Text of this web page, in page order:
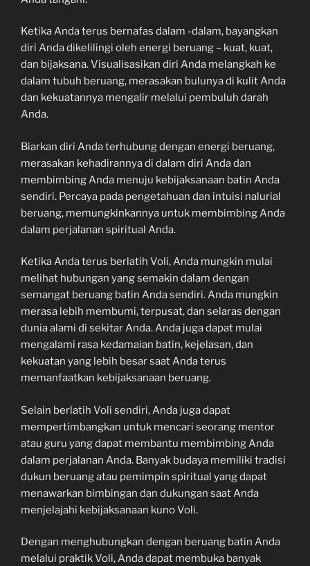
Ketika Anda terus bernafas dalam -dalam, bayangkan
diri Anda dikelilingi oleh energi beruang – kuat, kuat,
dan bijaksana. Visualisasikan diri Anda melangkah ke
dalam tubuh beruang, merasakan bulunya di kulit Anda
dan kekuatannya mengalir melalui pembuluh darah
Anda.
Biarkan diri Anda terhubung dengan energi beruang,
merasakan kehadirannya di dalam diri Anda dan
membimbing Anda menuju kebijaksanaan batin Anda
sendiri. Percaya pada pengetahuan dan intuisi nalurial
beruang, memungkinkannya untuk membimbing Anda
dalam perjalanan spiritual Anda.
Ketika Anda terus berlatih Voli, Anda mungkin mulai
melihat hubungan yang semakin dalam dengan
semangat beruang batin Anda sendiri. Anda mungkin
merasa lebih membumi, terpusat, dan selaras dengan
dunia alami di sekitar Anda. Anda juga dapat mulai
mengalami rasa kedamaian batin, kejelasan, dan
kekuatan yang lebih besar saat Anda terus
memanfaatkan kebijaksanaan beruang.
Selain berlatih Voli sendiri, Anda juga dapat
mempertimbangkan untuk mencari seorang mentor
atau guru yang dapat membantu membimbing Anda
dalam perjalanan Anda. Banyak budaya memiliki tradisi
dukun beruang atau pemimpin spiritual yang dapat
menawarkan bimbingan dan dukungan saat Anda
menjelajahi kebijaksanaan kuno Voli.
Dengan menghubungkan dengan beruang batin Anda
melalui praktik Voli, Anda dapat membuka banyak